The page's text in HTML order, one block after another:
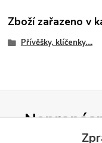
Zboží zařazeno v
Přívěšky, klíčenky....